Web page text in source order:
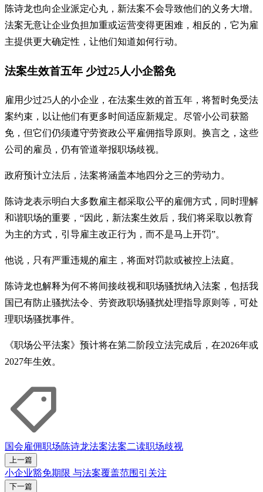
陈诗龙也向企业派定心丸，新法案不会导致他们的义务大增。
法案无意让企业负担加重或运营变得更困难，相反的，它为雇
主提供更大确定性，让他们知道如何行动。
法案生效首五年 少过25人小企豁免
雇用少过25人的小企业，在法案生效的首五年，将暂时免受法
案约束，以让他们有更多时间适应新规定。尽管小公司获豁
免，但它们仍须遵守劳资政公平雇佣指导原则。换言之，这些
公司的雇员，仍有管道举报职场歧视。
政府预计立法后，法案将涵盖本地四分之三的劳动力。
陈诗龙表示明白大多数雇主都采取公平的雇佣方式，同时理解
和谐职场的重要，“因此，新法案生效后，我们将采取以教育
为主的方式，引导雇主改正行为，而不是马上开罚”。
他说，只有严重违规的雇主，将面对罚款或被控上法庭。
陈诗龙也解释为何不将间接歧视和职场骚扰纳入法案，包括我
国已有防止骚扰法令、劳资政职场骚扰处理指导原则等，可处
理职场骚扰事件。
《职场公平法案》预计将在第二阶段立法完成后，在2026年或
2027年生效。
国会雇佣职场陈诗龙法案法案二读职场歧视
上一篇
小企业豁免期限 与法案覆盖范围引关注
下一篇